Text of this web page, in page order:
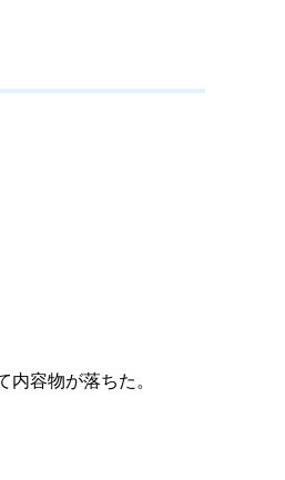
容物が落ちた。